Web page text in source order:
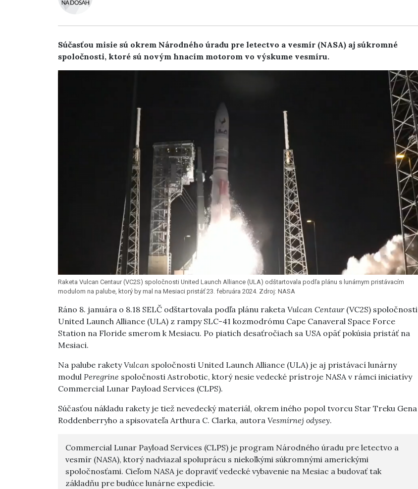
Súčasťou misie sú okrem Národného úradu pre letectvo a vesmír (NASA) aj súkromné
spoločnosti, ktoré sú novým hnacím motorom vo výskume vesmíru.
Raketa Vulcan Centaur (VC2S) spoločnosti United Launch Alliance (ULA) odštartovala podľa plánu s lunárnym pristávacím
modulom na palube, ktorý by mal na Mesiaci pristáť 23. februára 2024. Zdroj: NASA
Ráno 8. januára o 8.18 SELČ odštartovala podľa plánu raketa Vulcan Centaur(VC2S) spoločnosti
United Launch Alliance (ULA) z rampy SLC-41 kozmodrómu Cape Canaveral Space Force
Station na Floride smerom k Mesiacu. Po piatich desaťročiach sa USA opäť pokúsia pristáť na
Mesiaci.
Na palube raketyVulcan spoločnosti United Launch Alliance (ULA) je aj pristávací lunárny
modul Peregrine spoločnosti Astrobotic, ktorý nesie vedecké prístroje NASA v rámci iniciatívy
Commercial Lunar Payload Services (CLPS).
Súčasťou nákladu rakety je tiež nevedecký materiál, okrem iného popol tvorcu Star Treku Gena
Roddenberryho a spisovateľa Arthura C. Clarka, autora Vesmírnej odysey.
Commercial Lunar Payload Services (CLPS) je program Národného úradu pre letectvo a
vesmír (NASA), ktorý nadviazal spoluprácu s niekoľkými súkromnými americkými
spoločnosťami. Cieľom NASA je dopraviť vedecké vybavenie na Mesiac a budovať tak
základňu pre budúce lunárne expedície.